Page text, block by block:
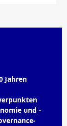
Jahren
und -